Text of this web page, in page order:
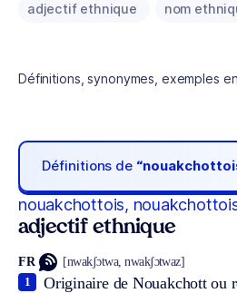
adjectif ethnique nom
Définitions, synonymes, exemples
Définitions de
nouakchottois,
adjectif ethnique
FR [nwakʃɔtwa, nwakʃɔtwaz]
Originaire de Nouakchott ou
1